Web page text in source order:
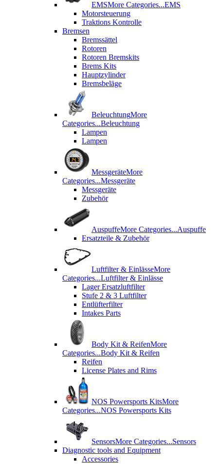
EMSMore Categories...EMS
Motorsteuerung
Traktions Kontrolle
Bremsen
Bremssättel
Rotoren
Rotoren Bremskits
Brems Kits
Hauptzylinder
Bremsbeläge
BeleuchtungMore
Categories...Beleuchtung
Lampen
Lampen
MessgeräteMore
Categories...Messgeräte
Messgeräte
Zubehör
AuspuffeMore Categories...Auspuffe
Ersatzteile & Zubehör
Luftfilter & EinlässeMore
Categories...Luftfilter & Einlässe
Lager Ersatzluftfilter
Stufe 2 & 3 Luftfilter
Entlüfterfilter
Intakes Parts
Body Kit & ReifenMore
Categories...Body Kit & Reifen
Reifen
License Plates and Rims
NOS Powersports KitsMore
Categories...NOS Powersports Kits
SensorsMore Categories...Sensors
Diagnostic tools and Equipment
Accessories